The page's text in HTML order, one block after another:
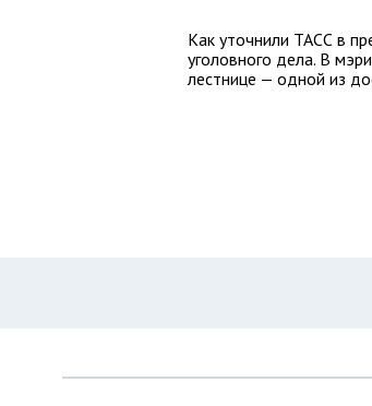
Как уточнили ТАСС в
уголовного дела. В
лестнице — одной из